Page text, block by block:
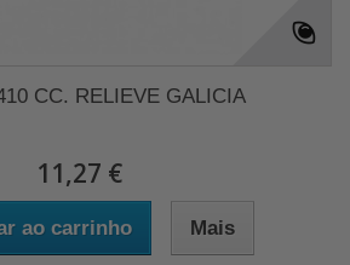
CC. RELIEVE GALICIA
11,27 €
ao carrinho Mais